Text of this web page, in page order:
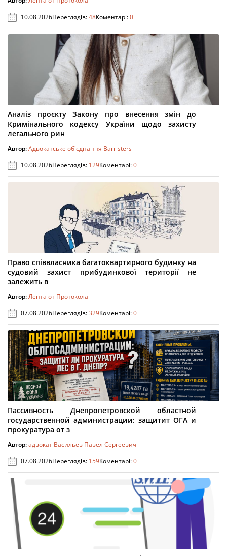
10.08.2026Переглядів:48Коментарі:0
Аналіз проєкту Закону про внесення змін до
Кримінального кодексу України щодо захисту
легального рин
Автор:Адвокатське об'єднання Barristers
10.08.2026Переглядів: 129Коментарі:0
Право співвласника багатоквартирного будинку на
судовий захист прибудинкової території не
залежить в
Автор:Лента от Протокола
07.08.2026Переглядів:329Коментарі:0
Пассивность Днепропетровской областной
государственной администрации: защитит ОГА и
прокуратура от з
Автор:адвокат Васильев Павел Сергеевич
07.08.2026Переглядів: 159Коментарі:0